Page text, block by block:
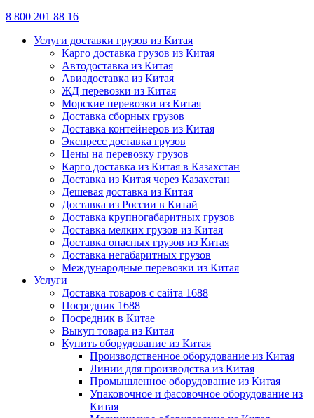
8 800 201 88 16
Услуги доставки грузов из Китая
Карго доставка грузов из Китая
Автодоставка из Китая
Авиадоставка из Китая
ЖД перевозки из Китая
Морские перевозки из Китая
Доставка сборных грузов
Доставка контейнеров из Китая
Экспресс доставка грузов
Цены на перевозку грузов
Карго доставка из Китая в Казахстан
Доставка из Китая через Казахстан
Дешевая доставка из Китая
Доставка из России в Китай
Доставка крупногабаритных грузов
Доставка мелких грузов из Китая
Доставка опасных грузов из Китая
Доставка негабаритных грузов
Международные перевозки из Китая
Услуги
Доставка товаров с сайта 1688
Посредник 1688
Посредник в Китае
Выкуп товара из Китая
Купить оборудование из Китая
Производственное оборудование из Китая
Линии для производства из Китая
Промышленное оборудование из Китая
Упаковочное и фасовочное оборудование из
Китая